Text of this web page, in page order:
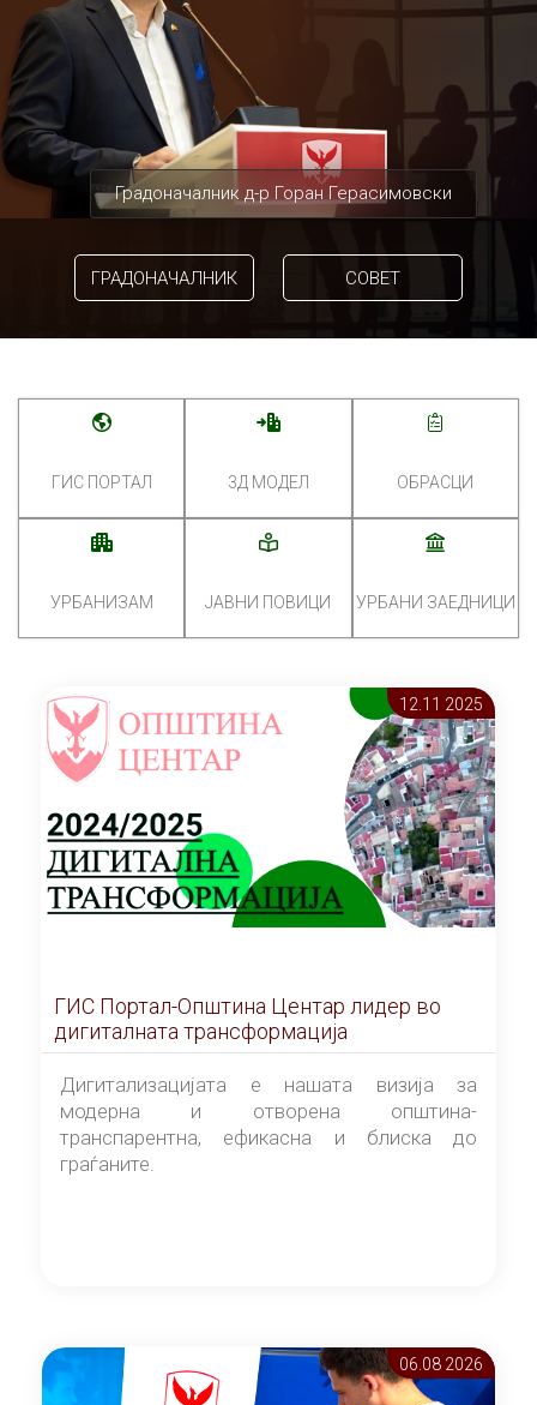
Градоначалник д-р Горан Герасимовски
ГРАДОНАЧАЛНИК СОВЕТ
ГИС ПОРТАЛ 3Д МОДЕЛ ОБРАСЦИ
УРБАНИЗАМ ЈАВНИ ПОВИЦИ УРБАНИ ЗАЕДНИЦИ
12.11 2025
ГИС Портал-Општина Центар лидер во
дигиталната трансформација
Дигитализацијата е нашата визија за
модерна и отворена општина-
транспарентна, ефикасна и блиска до
граѓаните.
06.08 2026